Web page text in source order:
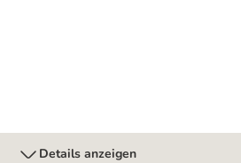
Details anzeigen